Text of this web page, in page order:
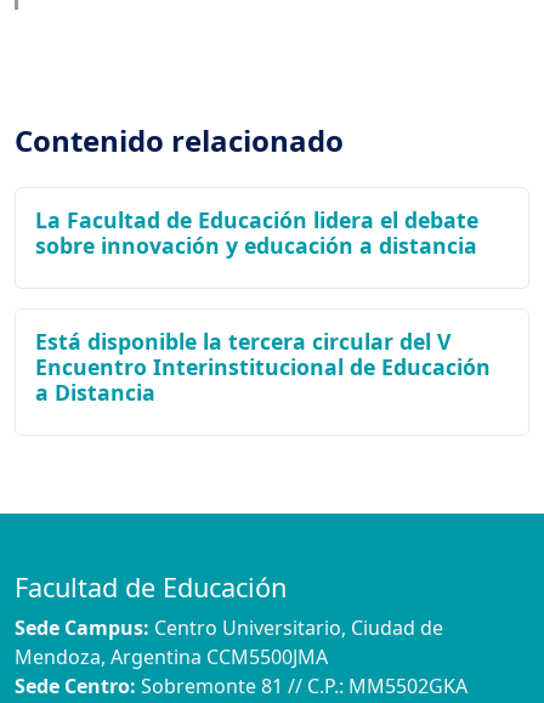
Contenido relacionado
La Facultad de Educación lidera el debate
sobre innovación y educación a distancia
Está disponible la tercera circular del V
Encuentro Interinstitucional de Educación
a Distancia
Facultad de Educación
Sede Campus: Centro Universitario, Ciudad de
Mendoza, Argentina CCM5500JMA
Sede Centro: Sobremonte 81 // C.P.: MM5502GKA